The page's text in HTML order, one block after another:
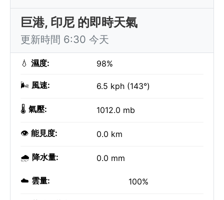
巨港, 印尼 的即時天氣
更新時間 6:30 今天
💧 濕度: 98%
🌬️ 風速: 6.5 kph (143°)
🌡️ 氣壓: 1012.0 mb
👁️ 能見度: 0.0 km
🌧️ 降水量: 0.0 mm
☁️ 雲量: 100%